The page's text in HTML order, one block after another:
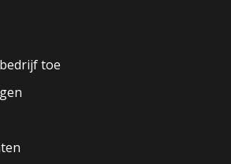
toe